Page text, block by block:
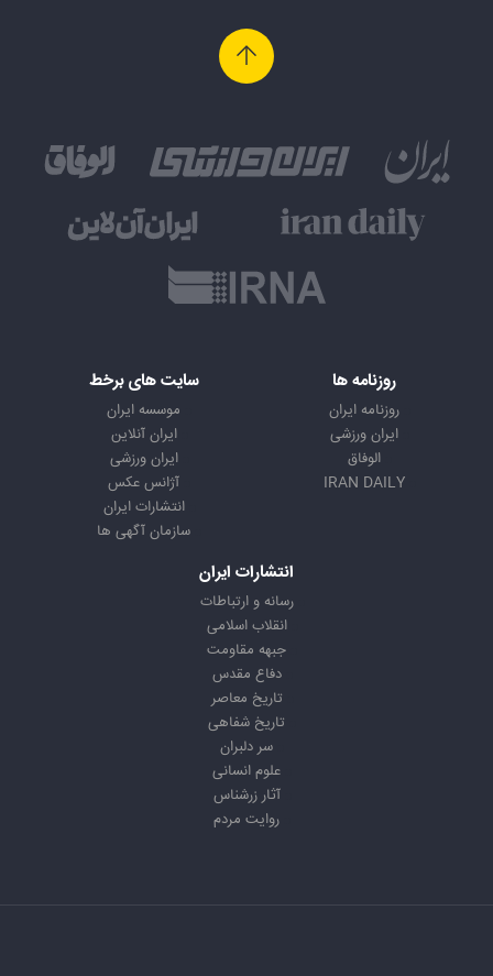
روزنامه ها
روزنامه ایران
ایران ورزشی
الوفاق
IRAN DAILY
سایت های برخط
موسسه ایران
ایران آنلاین
ایران ورزشی
آژانس عکس
انتشارات ایران
سازمان آگهی ها
انتشارات ایران
رسانه و ارتباطات
انقلاب اسلامی
جبهه مقاومت
دفاع مقدس
تاریخ معاصر
تاریخ شفاهی
سر دلبران
علوم انسانی
آثار زرشناس
روایت مردم